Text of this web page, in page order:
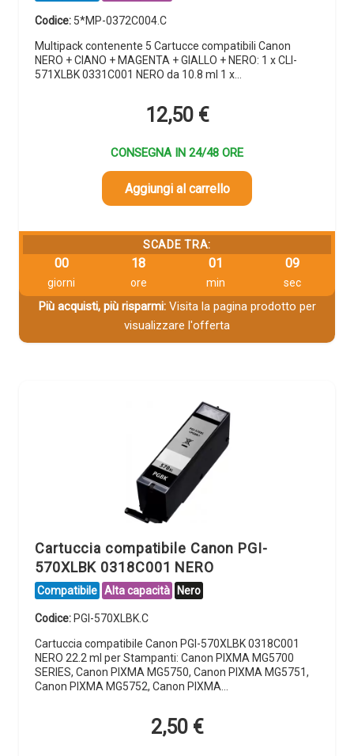
Codice: 5*MP-0372C004.C
Multipack contenente 5 Cartucce compatibili Canon
NERO + CIANO + MAGENTA + GIALLO + NERO: 1 x CLI-
571XLBK 0331C001 NERO da 10.8 ml 1 x…
12,50 €
CONSEGNA IN 24/48 ORE
Aggiungi al carrello
SCADE TRA:
00
giorni
18
ore
01
min
08
sec
Più acquisti, più risparmi:Visita la pagina prodotto per
visualizzare l'offerta
Cartuccia compatibile Canon PGI-
570XLBK 0318C001 NERO
Compatibile Alta capacità Nero
Codice: PGI-570XLBK.C
Cartuccia compatibile Canon PGI-570XLBK 0318C001
NERO 22.2 ml per Stampanti: Canon PIXMA MG5700
SERIES, Canon PIXMA MG5750, Canon PIXMA MG5751,
Canon PIXMA MG5752, Canon PIXMA…
2,50 €